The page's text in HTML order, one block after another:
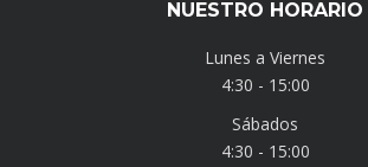
NUESTRO HORARIO
Lunes a Viernes
4:30 - 15:00
Sábados
4:30 - 15:00